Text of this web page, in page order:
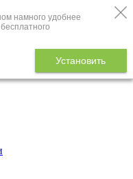
намного удобнее
Установить